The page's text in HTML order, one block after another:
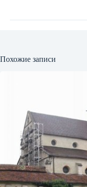
Похожие записи